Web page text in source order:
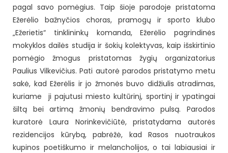
pagal savo pomėgius. Taip šioje parodoje pristatoma
Ežerėlio bažnyčios choras, pramogų ir sporto klubo
„Ežerietis“ tinklininkų komanda, Ežerėlio pagrindinės
mokyklos dailės studija ir šokių kolektyvas, kaip išskirtinio
pomėgio žmogus pristatomas žygių organizatorius
Paulius Vilkevičius. Pati autorė parodos pristatymo metu
sakė, kad Ežerėlis ir jo žmonės buvo didžiulis atradimas,
kuriame ji pajutusi miesto kultūrinį, sportinį ir ypatingai
šiltą bei artimą žmonių bendravimo pulsą. Parodos
kuratorė Laura Norinkevičiūtė, pristatydama autorės
rezidencijos kūrybą, pabrėžė, kad Rasos nuotraukos
kupinos poetiškumo ir melancholijos, o tai labiausiai ir